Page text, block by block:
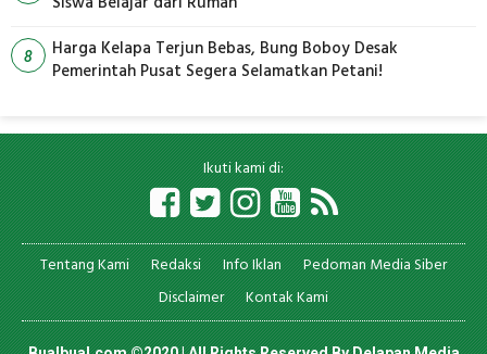
8
Harga Kelapa Terjun Bebas, Bung Boboy Desak
Pemerintah Pusat Segera Selamatkan Petani!
Ikuti kami di:
Tentang Kami Redaksi Info Iklan
Pedoman Media Siber
Disclaimer
Kontak Kami